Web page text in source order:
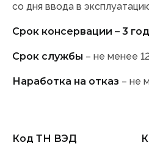
со дня ввода в
Срок консервации – 3
Срок службы – не менее
Наработка на отказ – не
Код ТН ВЭД